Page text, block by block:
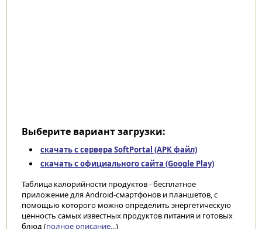
Выберите вариант загрузки:
скачать с сервера SoftPortal (APK файл)
скачать с официального сайта (Google Play)
Таблица калорийности продуктов - бесплатное
приложение для Android-смартфонов и планшетов, с
помощью которого можно определить энергетическую
ценность самых известных продуктов питания и готовых
блюд (полное описание...)